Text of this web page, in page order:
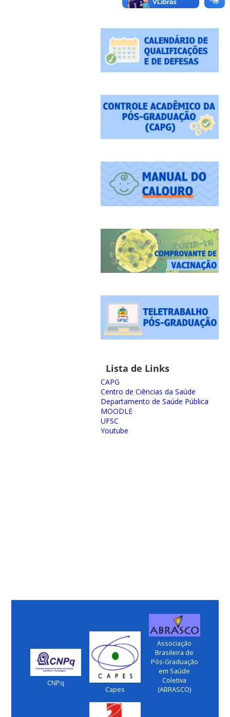
Lista de Links
CAPG
Centro de Ciências da Saúde
Departamento de Saúde Pública
MOODLE
UFSC
Youtube
CNPq
Capes
Associação
Brasileira de
Pós-Graduação
em Saúde
Coletiva
(ABRASCO)